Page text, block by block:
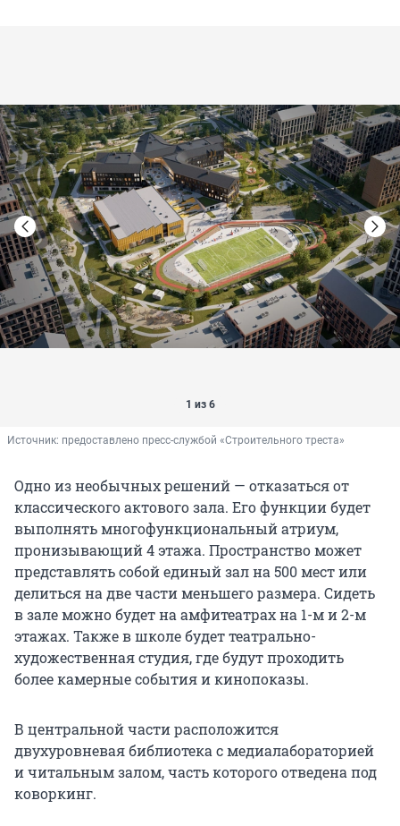
1 из 6
Источник: предоставлено пресс-службой «Строительного треста»
Одно из необычных решений — отказаться от
классического актового зала. Его функции будет
выполнять многофункциональный атриум,
пронизывающий 4 этажа. Пространство может
представлять собой единый зал на 500 мест или
делиться на две части меньшего размера. Сидеть
в зале можно будет на амфитеатрах на 1-м и 2-м
этажах. Также в школе будет театрально-
художественная студия, где будут проходить
более камерные события и кинопоказы.
В центральной части расположится
двухуровневая библиотека с медиалабораторией
и читальным залом, часть которого отведена под
коворкинг.